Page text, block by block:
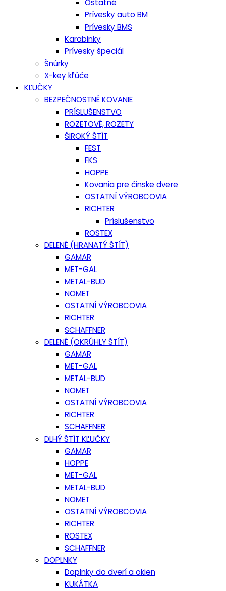
Ostatné
Prívesky auto BM
Prívesky BMS
Karabinky
Prívesky špeciál
Šnúrky
X-key kľúče
KĽUČKY
BEZPEČNOSTNÉ KOVANIE
PRÍSLUŠENSTVO
ROZETOVÉ, ROZETY
ŠIROKÝ ŠTÍT
FEST
FKS
HOPPE
Kovania pre činske dvere
OSTATNÍ VÝROBCOVIA
RICHTER
Príslušenstvo
ROSTEX
DELENÉ (HRANATÝ ŠTÍT)
GAMAR
MET-GAL
METAL-BUD
NOMET
OSTATNÍ VÝROBCOVIA
RICHTER
SCHAFFNER
DELENÉ (OKRÚHLY ŠTÍT)
GAMAR
MET-GAL
METAL-BUD
NOMET
OSTATNÍ VÝROBCOVIA
RICHTER
SCHAFFNER
DLHÝ ŠTÍT KĽUČKY
GAMAR
HOPPE
MET-GAL
METAL-BUD
NOMET
OSTATNÍ VÝROBCOVIA
RICHTER
ROSTEX
SCHAFFNER
DOPLNKY
Doplnky do dverí a okien
KUKÁTKA